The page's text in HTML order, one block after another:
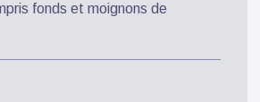
fonds et moignons de